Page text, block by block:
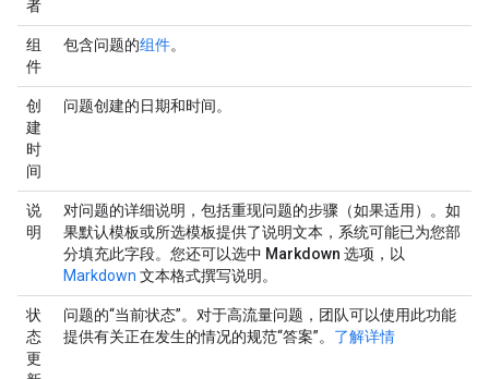
者
组
件
包含问题的组件。
创
建
时
间
问题创建的日期和时间。
说
明
对问题的详细说明，包括重现问题的步骤（如果适用）。如
果默认模板或所选模板提供了说明文本，系统可能已为您部
分填充此字段。您还可以选中 Markdown 选项，以
Markdown 文本格式撰写说明。
状
态
更
问题的“当前状态”。对于高流量问题，团队可以使用此功能
提供有关正在发生的情况的规范“答案”。 了解详情